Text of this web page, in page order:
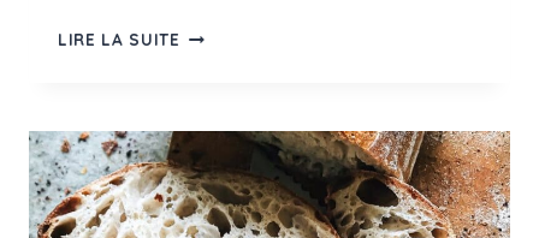
LIRE LA SUITE
AU
ROBOT
PÂTISSIER
MULTIFONCTION